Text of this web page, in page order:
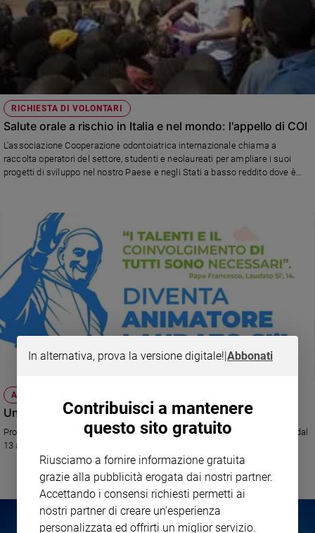
RICHIESTA DI VOLONTARI
Salute orale a rischio in Italia e nel mondo: l'appello di COI
L'associazione Cooperazione odontoiatrica internazionale chiama a
raccolta operatori del settore, studenti e neolaureati per ampliare i suoi
progetti di sviluppo nel nostro Paese e negli Stati a basso reddito dove è
APPUNTAMENTI
Un corso per diventare "Animatori Laudato si’"
Promosso dal Movimento cattolico mondiale per il clima, si terrà online dal
13 aprile al 4 maggio. Ecco i dettagli
In alternativa, prova la versione digitale!|Abbonati
Contribuisci a mantenere
questo sito gratuito
Riusciamo a fornire informazione gratuita
grazie alla pubblicità erogata dai nostri partner.
Accettando i consensi richiesti permetti ai
nostri partner di creare un'esperienza
personalizzata ed offrirti un miglior servizio.